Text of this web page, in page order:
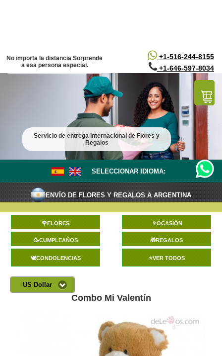
+1-516-244-8155
+1-646-597-8034
No importa la distancia Sorprende
a esa persona especial.
Servicio de entrega internacional de Flores y
Regalos
SELECCIONAR IDIOMA:
ENVÍO DE FLORES Y REGALOS A ARGENTINA
🌹FLORES 🍷OCASIÓN
🥳CUMPLEAÑOS 🎁REGALOS
🕊️CONDOLENCIAS ⭐VER TODOS
US Dollar
Combo Mi Valentín